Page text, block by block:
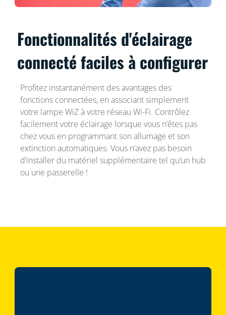
Fonctionnalités d'éclairage
connecté faciles à configurer
Profitez instantanément des avantages des
fonctions connectées, en associant simplement
votre lampe WiZ à votre réseau Wi-Fi. Contrôlez
facilement votre éclairage lorsque vous n’êtes pas
chez vous en programmant son allumage et son
extinction automatiques. Vous n’avez pas besoin
d’installer du matériel supplémentaire tel qu’un hub
ou une passerelle !